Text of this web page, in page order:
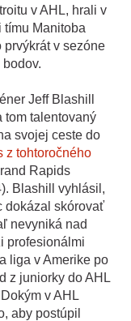
v AHL, hrali v
tímu Manitoba
prvýkrát v sezóne
Jeff Blashill
tom talentovaný
svojej ceste do
z tohtoročného
Rapids
Blashill vyhlásil,
dokázal skórovať
nevyniká nad
profesionálmi
liga v Amerike po
z juniorky do AHL
v AHL
aby postúpil